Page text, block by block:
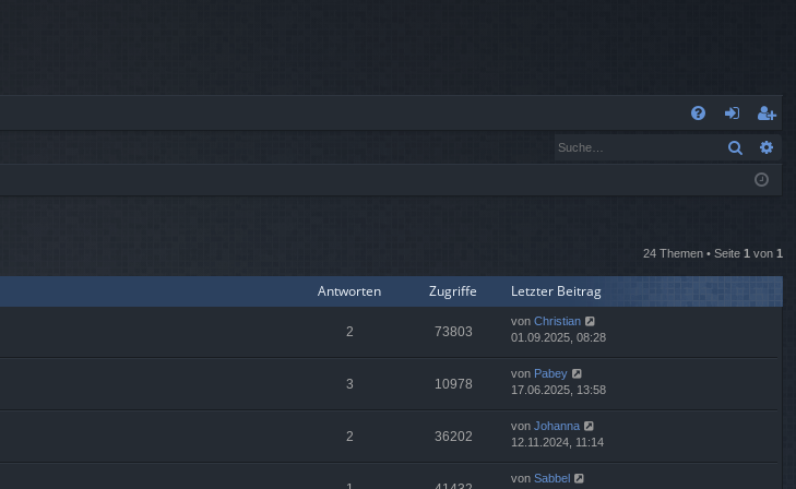
n
de
eg
ist
re
Suche
24 Themen • Seite 1 von 1
Antworten Zugriffe Letzter Beitrag
2 73803
von Christian
01.09.2025, 08:28
3 10978
von Pabey
17.06.2025, 13:58
2 36202
von Johanna
12.11.2024, 11:14
von Sabbel